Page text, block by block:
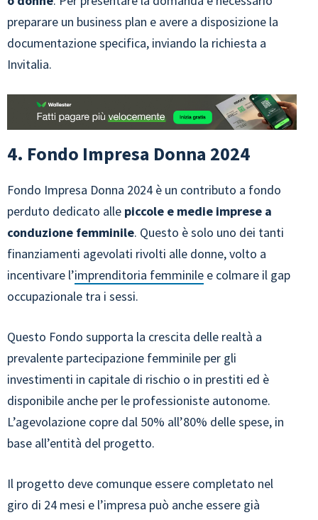
preparare un business plan e avere a disposizione la
documentazione specifica, inviando la richiesta a
Invitalia.
4. Fondo Impresa Donna 2024
Fondo Impresa Donna 2024 è un contributo a fondo
perduto dedicato alle piccole e medie imprese a
conduzione femminile. Questo è solo uno dei tanti
finanziamenti agevolati rivolti alle donne, volto a
incentivare l’imprenditoria femminile e colmare il gap
occupazionale tra i sessi.
Questo Fondo supporta la crescita delle realtà a
prevalente partecipazione femminile per gli
investimenti in capitale di rischio o in prestiti ed è
disponibile anche per le professioniste autonome.
L’agevolazione copre dal 50% all’80% delle spese, in
base all’entità del progetto.
Il progetto deve comunque essere completato nel
giro di 24 mesi e l’impresa può anche essere già